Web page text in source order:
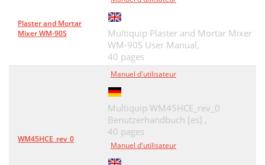
Plaster and Mortar
Mixer WM-90S
Multiquip Plaster and Mortar Mixer
WM-90S User Manual,
40 pages
WM45HCE_rev_0
Manuel d'utilisateur
Multiquip WM45HCE_rev_0
Benutzerhandbuch [es] ,
40 pages
Manuel d'utilisateur